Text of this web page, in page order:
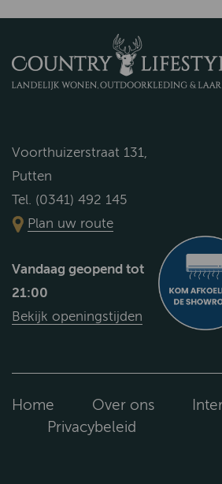
Voorthuizerstraat 131,
Putten
Tel. (0341) 492 145
Plan uw route
Vandaag geopend tot
21:00
Bekijk openingstijden
Home Over ons
Privacybeleid